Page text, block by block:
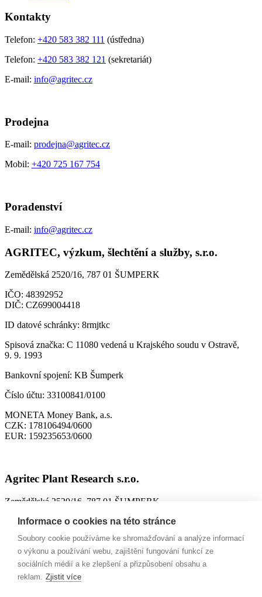
Kontakty
Telefon: +420 583 382 111 (ústředna)
Telefon: +420 583 382 121 (sekretariát)
E-mail: info@agritec.cz
Prodejna
E-mail: prodejna@agritec.cz
Mobil: +420 725 167 754
Poradenství
E-mail: info@agritec.cz
AGRITEC, výzkum, šlechtění a služby, s.r.o.
Zemědělská 2520/16, 787 01 ŠUMPERK
IČO: 48392952
DIČ: CZ699004418
ID datové schránky: 8rmjtkc
Spisová značka: C 11080 vedená u Krajského soudu v Ostravě,
9. 9. 1993
Bankovní spojení: KB Šumperk
Číslo účtu: 33100841/0100
MONETA Money Bank, a.s.
CZK: 178106494/0600
EUR: 159235653/0600
Agritec Plant Research s.r.o.
Zemědělská 2520/16, 787 01 ŠUMPERK
IČO:26784246
ID datové schránky:n63jtkm
Spisová značka:
C 26228 vedená u Krajského soudu v Ostravě,
9. 10. 2002
Informace o cookies na této stránce
Soubory cookie používáme ke shromažďování a analýze informací
o výkonu a používání webu, zajištění fungování funkcí ze
sociálních médií a ke zlepšení a přizpůsobení obsahu a
reklam. Zjistit více